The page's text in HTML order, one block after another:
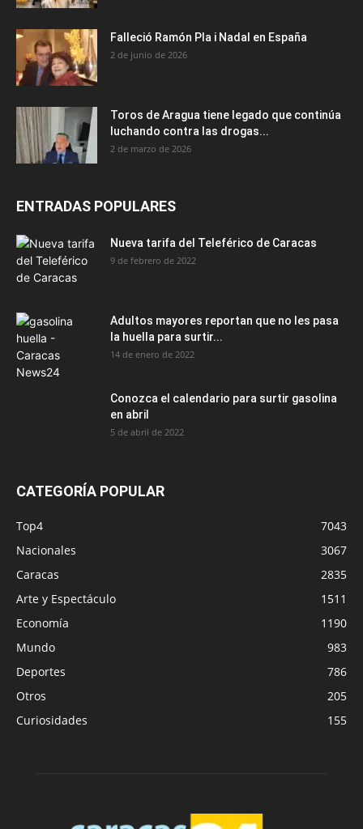
Falleció Ramón Pla i Nadal en España
2 de junio de 2026
Toros de Aragua tiene legado que continúa
luchando contra las drogas...
2 de marzo de 2026
ENTRADAS POPULARES
Nueva tarifa del Teleférico de Caracas
9 de febrero de 2022
Adultos mayores reportan que no les pasa
la huella para surtir...
14 de enero de 2022
Conozca el calendario para surtir gasolina
en abril
5 de abril de 2022
CATEGORÍA POPULAR
Top4
7043
Nacionales
3067
Caracas
2835
Arte y Espectáculo
1511
Economía
1190
Mundo
983
Deportes
786
Otros
205
Curiosidades
155